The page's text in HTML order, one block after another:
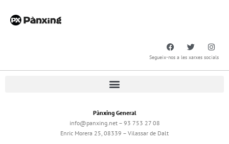
Segueix-nos a les xarxes socials
Pànxing General
info@panxing.net – 93 753 27 08
Enric Morera 25, 08339 – Vilassar de Dalt